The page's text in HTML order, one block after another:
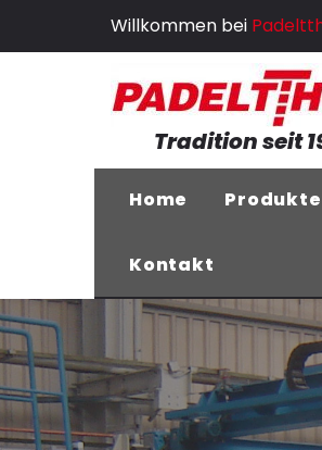
Zum Inhalt springenWillkommen bei
Tradition seit
Home
Kontakt